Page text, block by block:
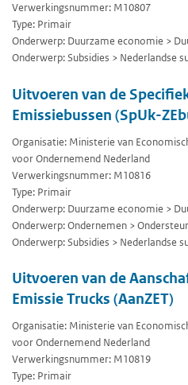
Verwerkingsnummer: M10807
Type: Primair
Onderwerp: Duurzame economie >
Onderwerp: Subsidies > Nederlandse
Uitvoeren van de
Emissiebussen (SpUk-
Organisatie: Ministerie van
voor Ondernemend Nederland
Verwerkingsnummer: M10816
Type: Primair
Onderwerp: Duurzame economie >
Onderwerp: Ondernemen >
Onderwerp: Subsidies > Nederlandse
Uitvoeren van de
Emissie Trucks (AanZET)
Organisatie: Ministerie van
voor Ondernemend Nederland
Verwerkingsnummer: M10819
Type: Primair